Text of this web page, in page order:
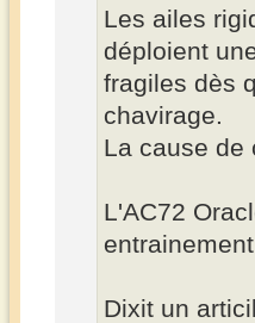
Les ailes
déploient
fragiles dès
chavirage.
La cause de
L'AC72
Dixit un